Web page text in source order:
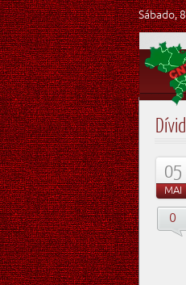
Sábado,
05
MAI
0